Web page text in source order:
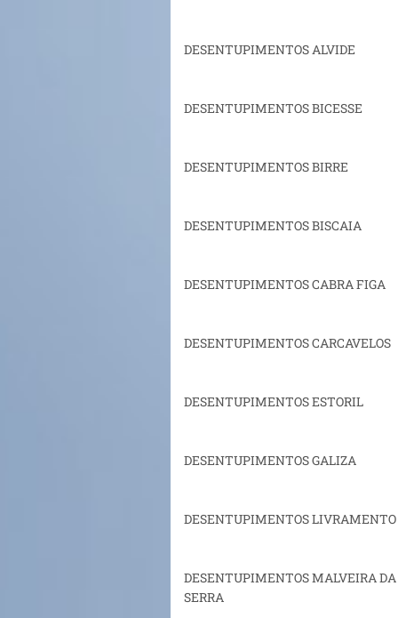
DESENTUPIMENTOS ALVIDE
DESENTUPIMENTOS BICESSE
DESENTUPIMENTOS BIRRE
DESENTUPIMENTOS BISCAIA
DESENTUPIMENTOS CABRA FIGA
DESENTUPIMENTOS CARCAVELOS
DESENTUPIMENTOS ESTORIL
DESENTUPIMENTOS GALIZA
DESENTUPIMENTOS LIVRAMENTO
DESENTUPIMENTOS MALVEIRA DA
SERRA